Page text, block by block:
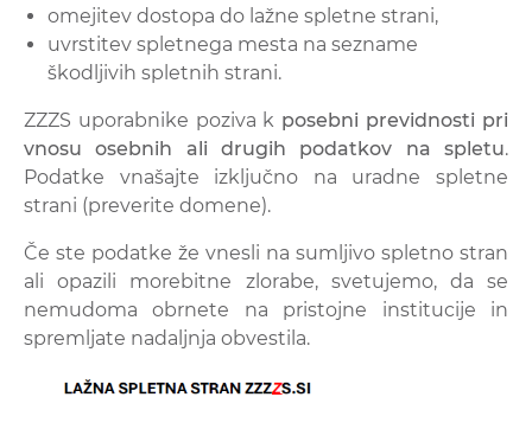
omejitev dostopa do lažne spletne strani,
uvrstitev spletnega mesta na sezname
škodljivih spletnih strani.
ZZZS uporabnike poziva k posebni previdnosti pri
vnosu osebnih ali drugih podatkov na spletu.
Podatke vnašajte izključno na uradne spletne
strani (preverite domene).
Če ste podatke že vnesli na sumljivo spletno stran
ali opazili morebitne zlorabe, svetujemo, da se
nemudoma obrnete na pristojne institucije in
spremljate nadaljnja obvestila.